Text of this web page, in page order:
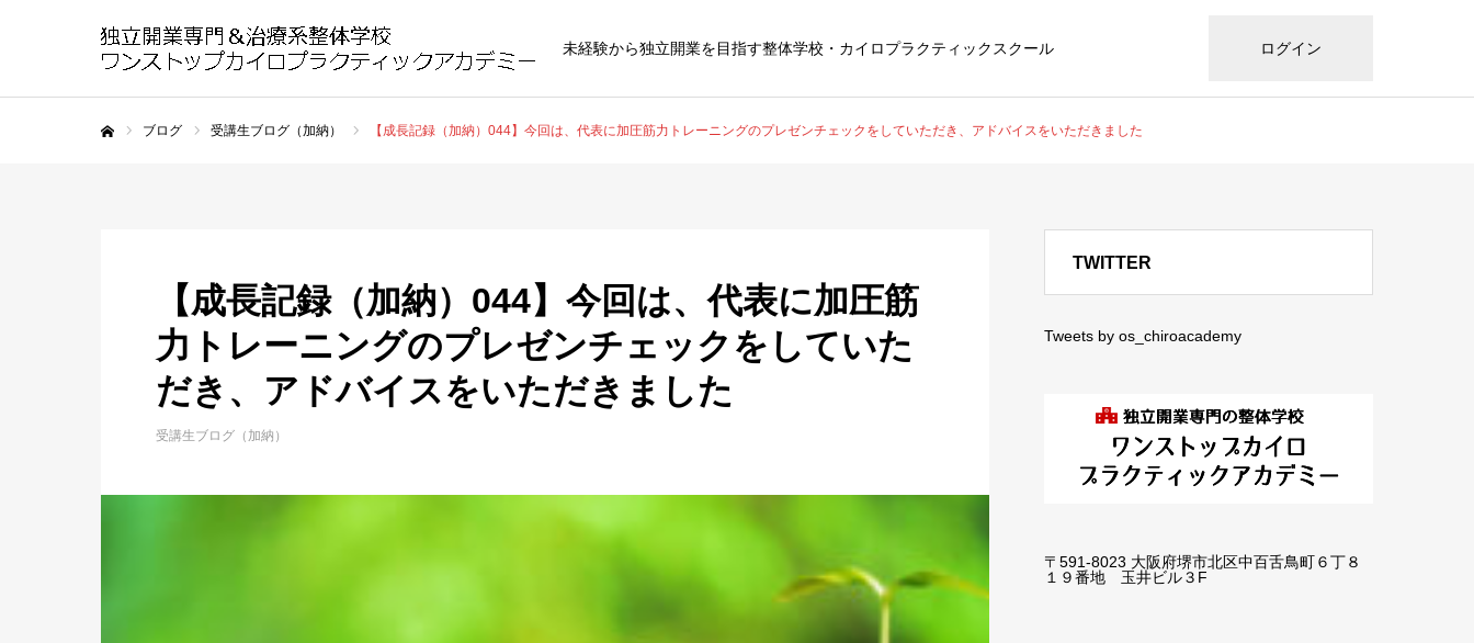
未経験から独立開業を目指す整体学校・カイロプラクティックスクール ログイン
ブログ 受講生ブログ（加納） 【成長記録（加納）044】今回は、代表に加圧筋力トレーニングのプレゼンチェックをしていただき、アドバイスをいただきました
【成長記録（加納）044】今回は、代表に加圧筋
力トレーニングのプレゼンチェックをしていた
だき、アドバイスをいただきました
受講生ブログ（加納）
TWITTER
Tweets by os_chiroacademy
〒591-8023 大阪府堺市北区中百舌鳥町６丁８
１９番地 玉井ビル３F